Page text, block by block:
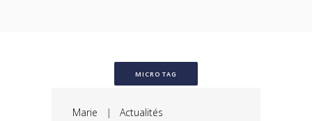
MICRO TAG
Marie | Actualités